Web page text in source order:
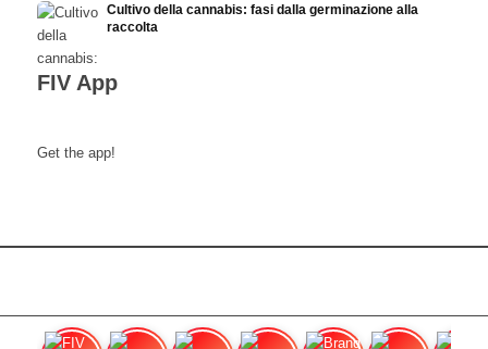
Cultivo della cannabis: fasi dalla germinazione alla
raccolta
FIV App
Get the app!